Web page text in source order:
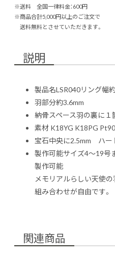
※送料 全国一律料金：600円
※商品合計5,000円以上のご注文で
送料無料とさせていただきます。
説明
製品名LSR040リング幅
羽部分約3.6mm
納骨スペース羽の裏に１
素材 K18YG K18PG
宝石中央に2.5mm ハー
製作可能サイズ4～19
製作可能
メモリアルらしい天使
組み合わせが自由です。
関連商品